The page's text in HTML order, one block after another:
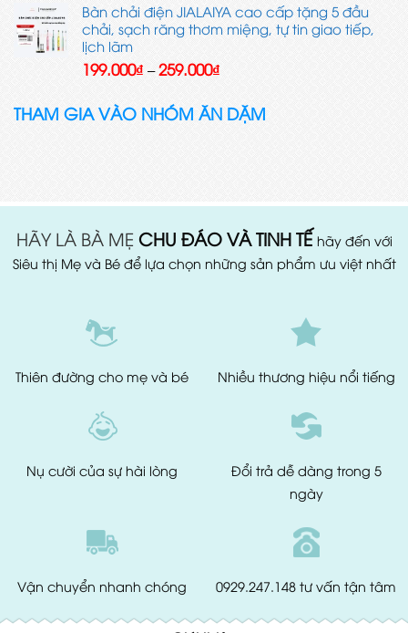
là:
250.000₫.
tại
là:
Bàn chải điện JIALAIYA cao cấp tặng 5 đầu
chải, sạch răng thơm miệng, tự tin giao tiếp,
lịch lãm
199.000₫ – 259.000₫
199.000₫
THAM GIA VÀO NHÓM ĂN DẶM
HÃY LÀ BÀ MẸ CHU ĐÁO VÀ TINH TẾ hãy đến với
Siêu thị Mẹ và Bé để lựa chọn những sản phẩm ưu việt nhất
Thiên đường cho mẹ và bé Nhiều thương hiệu nổi tiếng
Nụ cười của sự hài lòng Đổi trả dễ dàng trong 5
ngày
Vận chuyển nhanh chóng 0929.247.148 tư vấn tận tâm